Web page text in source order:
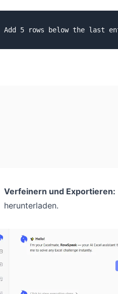
Verfeinern und Exportieren:
herunterladen.